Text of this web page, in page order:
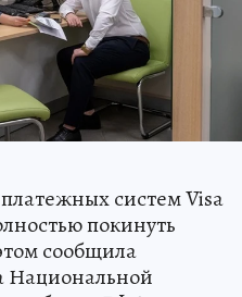
систем Visa
покинуть
сообщила
Национальной